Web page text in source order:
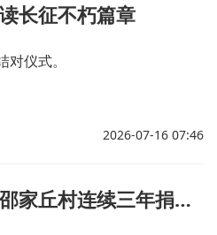
长征不朽篇章
仪式。
2026-07-16 07:46
跨越山海，情暖昭觉！宁波余姚邵家丘村连续三年捐赠衣物